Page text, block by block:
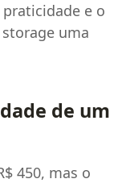
e o
uma
de um
450, mas o